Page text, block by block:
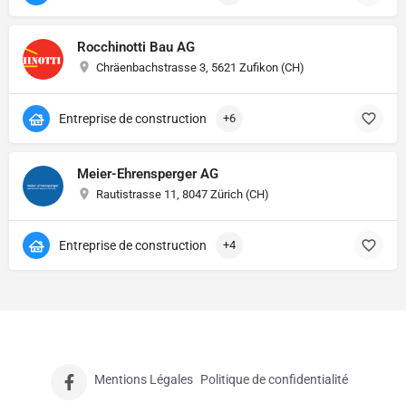
Rocchinotti Bau AG
Chräenbachstrasse 3, 5621 Zufikon (CH)
Entreprise de construction +6
Meier-Ehrensperger AG
Rautistrasse 11, 8047 Zürich (CH)
Entreprise de construction +4
Mentions Légales Politique de confidentialité